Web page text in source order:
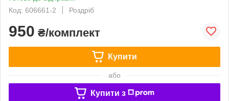
Код: 606661-2
Роздріб
950 ₴/комплект
Купити
або
Купити з